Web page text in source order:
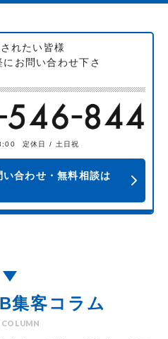
れたい皆様
にお問い合わせ下さ
定休日 / 土日祝
合わせ・無料相談は
集客コラム
COLUMN